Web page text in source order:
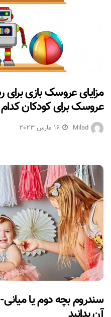
مزایای عروسک بازی
عروسک برای کودکان
Milad 16 مارس 2023
سندروم بچه دوم یا